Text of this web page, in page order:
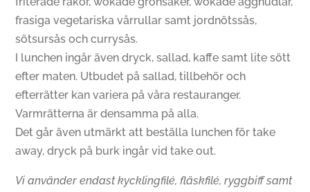
frasiga vegetariska vårrullar samt jordnötssås,
sötsursås och currysås.
I lunchen ingår även dryck, sallad, kaffe samt lite sött
efter maten. Utbudet på sallad, tillbehör och
efterrätter kan variera på våra restauranger.
Varmrätterna är densamma på alla.
Det går även utmärkt att beställa lunchen för take
away, dryck på burk ingår vid take out.
Vi använder endast kycklingfilé, fläskfilé, ryggbiff samt